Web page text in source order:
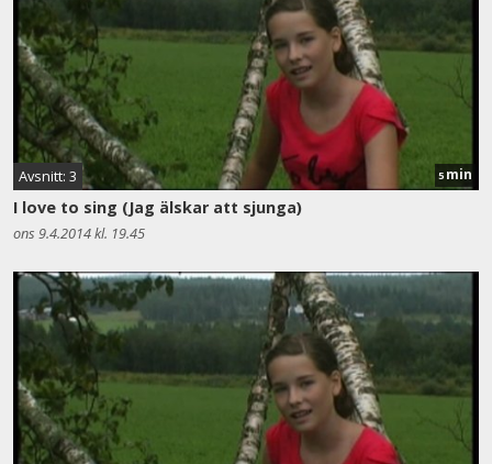
Avsnitt: 3 5 min
I love to sing (Jag älskar att sjunga)
ons 9.4.2014 kl. 19.45